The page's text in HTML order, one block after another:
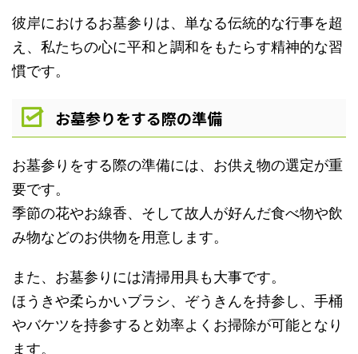
彼岸におけるお墓参りは、単なる伝統的な行事を超
え、私たちの心に平和と調和をもたらす精神的な習
慣です。
お墓参りをする際の準備
お墓参りをする際の準備には、お供え物の選定が重
要です。
季節の花やお線香、そして故人が好んだ食べ物や飲
み物などのお供物を用意します。
また、お墓参りには清掃用具も大事です。
ほうきや柔らかいブラシ、ぞうきんを持参し、手桶
やバケツを持参すると効率よくお掃除が可能となり
ます。